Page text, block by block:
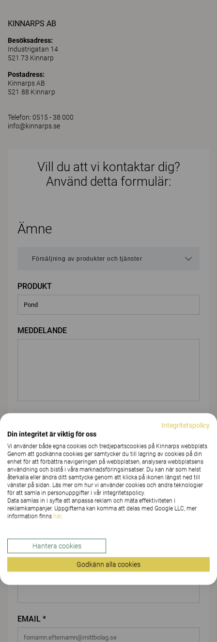
KINNARPS AB
Besöksadress:
Industrigatan 14
521 73 Kinnarp
Postadress:
Kinnarps AB
521 88 Kinnarp
Telefon: 0515 - 38 000
info@kinnarps.se
Vill du att vi kontaktar dig?
Använd detta formulär:
Ämne
PRODUKT
MEDDELANDE
Du
FÖRNAMN *
FÖRETAG/ORGANISATION*
EMAIL *
Integritetspolicy
Din integritet är viktig för oss
Vi använder både egna cookies och tredjepartscookies på Kinnarps webbplats.
Genom att godkänna cookies ger samtycker du till lagring av cookies på din
enhet för att förbättra navigeringen på webbplatsen, analysera webbplatsens
användning och bistå i våra marknadsföringsinsatser. Du kan när som helst
återkalla eller ändra ditt samtycke genom att klicka på ikonen längst ned till
vänster på sidan. Läs mer om hur vi använder cookies och andra teknologier
för att samla in personuppgifter i vår integritetspolicy.
Data samlas in i syfte att anpassa reklam och mäta effektiviteten i
reklamkampanjer. Uppgifterna kan komma att delas med Google LLC, mer
information finns här.
Hantera cookies
Godkänn alla cookies